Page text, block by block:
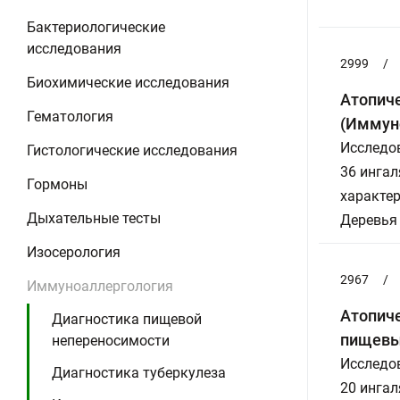
Бактериологические
исследования
Биохимические исследования
Гематология
Гистологические исследования
Гормоны
Дыхательные тесты
Изосерология
Иммуноаллергология
Диагностика пищевой
непереносимости
Диагностика туберкулеза
2999 /
36
2967 /
20